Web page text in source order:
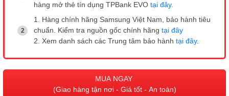
hàng mở thẻ tín dụng TPBank EVO tại đây.
1. Hàng chính hãng Samsung Việt Nam, bảo hành tiêu
chuẩn. Kiểm tra nguồn gốc chính hãng tại đây
2. Xem danh sách các Trung tâm bảo hành tại đây.
MUA NGAY
(Giao hàng tận nơi - Giá tốt - An toàn)